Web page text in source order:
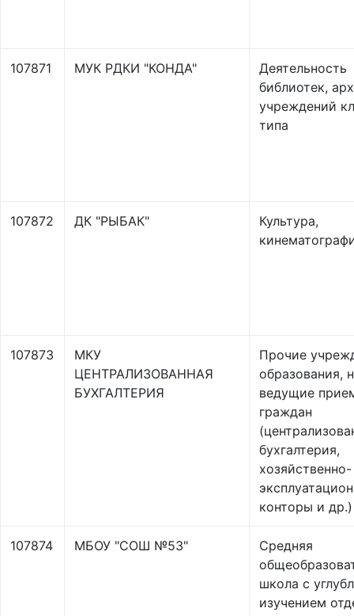
107871 МУК РДКИ "КОНДА"
Деятельность
библиотек,
учреждений
типа
107872 ДК "РЫБАК"
Культура,
107873
МКУ
ЦЕНТРАЛИЗОВАННАЯ
БУХГАЛТЕРИЯ
Прочие
образования,
ведущие
граждан
бухгалтерия,
хозяйственно-
конторы и др.)
107874 МБОУ "СОШ №53"
Средняя
школа с
изучением